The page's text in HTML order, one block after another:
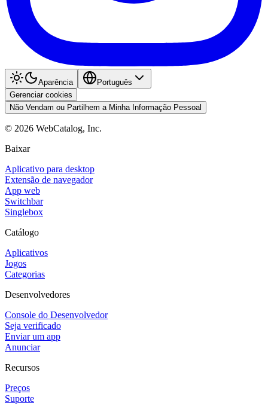
Aparência
Português
Gerenciar cookies
Não Vendam ou Partilhem a Minha Informação Pessoal
© 2026 WebCatalog, Inc.
Baixar
Aplicativo para desktop
Extensão de navegador
App web
Switchbar
Singlebox
Catálogo
Aplicativos
Jogos
Categorias
Desenvolvedores
Console do Desenvolvedor
Seja verificado
Enviar um app
Anunciar
Recursos
Preços
Suporte